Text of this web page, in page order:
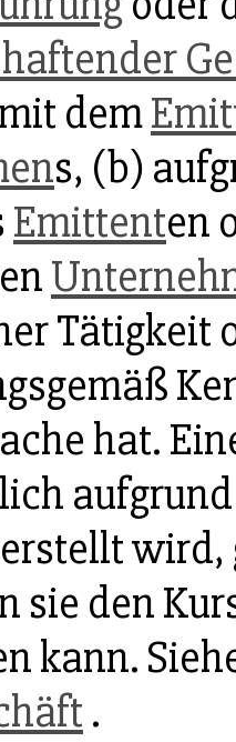
dem
s, (b)
Emittenten
Tätigkeit
hat.
sie den
kann.
.